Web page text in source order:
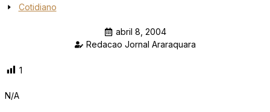
Cotidiano
abril 8, 2004
Redacao Jornal Araraquara
1
N/A